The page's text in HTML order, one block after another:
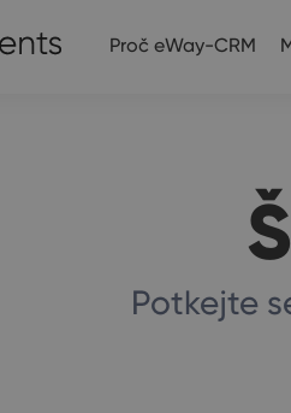
Proč eWay-CRM
Potkejte